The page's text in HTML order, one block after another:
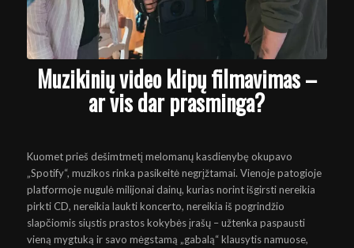
Muzikinių video klipų filmavimas–
ar vis dar prasminga?
Kuomet prieš dešimtmetį melomanų kasdienybę okupavo
„Spotify“, muzikos rinka pasikeitė negrįžtamai. Vienoje patogioje
platformoje nugulė milijonai dainų, kurias norint išgirsti nereikia
pirkti CD, nereikia laukti koncerto, nereikia iš pogrindžio
slapčiomis siųstis prastos kokybės įrašų – užtenka paspausti
vieną mygtuką ir savo mėgstamą „gabalą“ klausytis namuose,